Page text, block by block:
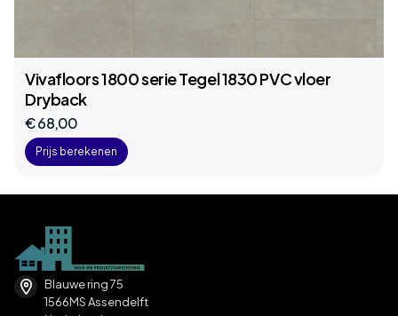
Vivafloors 1800 serie Tegel 1830 PVC vloer
Dryback
€ 68,00
Prijs berekenen
Blauwe ring 75
1566MS Assendelft